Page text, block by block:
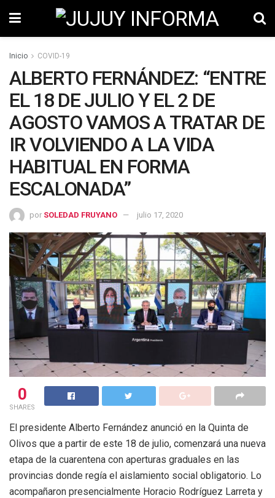
Inicio COVID-19
ALBERTO FERNÁNDEZ: “ENTRE
EL 18 DE JULIO Y EL 2 DE
AGOSTO VAMOS A TRATAR DE
IR VOLVIENDO A LA VIDA
HABITUAL EN FORMA
ESCALONADA”
por SOLEDAD FRUYANO julio 17, 2020
0
SHARES
El presidente Alberto Fernández anunció en la Quinta de
Olivos que a partir de este 18 de julio, comenzará una nueva
etapa de la cuarentena con aperturas graduales en las
provincias donde regía el aislamiento social obligatorio. Lo
acompañaron presencialmente Horacio Rodríguez Larreta y